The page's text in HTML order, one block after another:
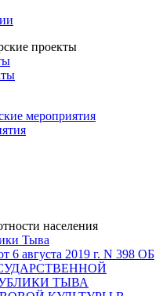
проекты
мероприятия
населения
Тыва
2019 г. N 398 ОБ
ТЫВА